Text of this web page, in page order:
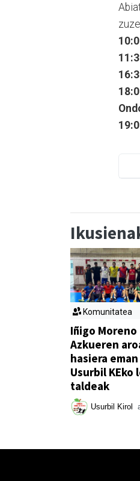
Komunitatea
Iñigo Moreno
Azkueren
hasiera
Usurbil KEko
taldeak
Usurbil Kirol